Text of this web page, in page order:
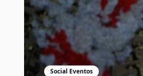
Social Eventos